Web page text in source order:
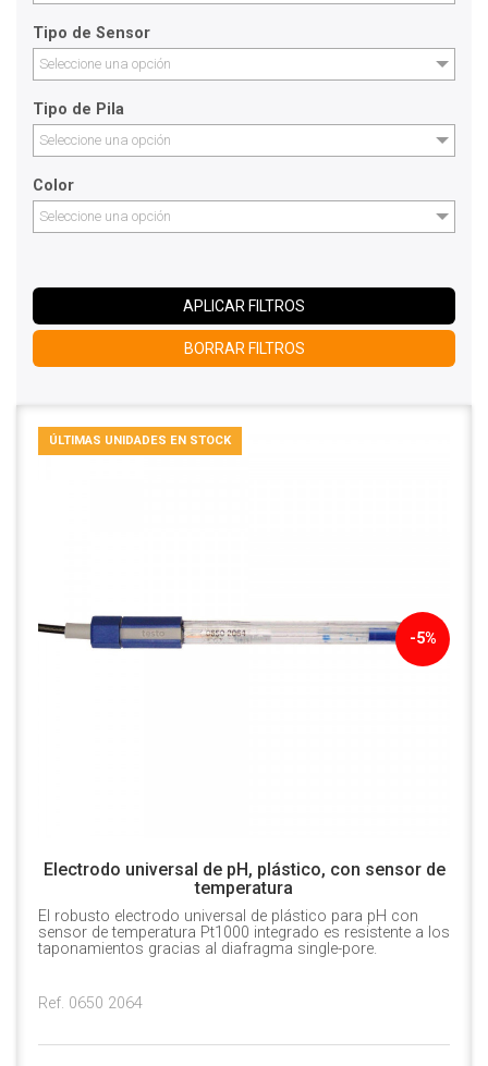
Tipo de Sensor
Seleccione una opción
Tipo de Pila
Seleccione una opción
Color
Seleccione una opción
APLICAR FILTROS
BORRAR FILTROS
-5%
ÚLTIMAS UNIDADES EN STOCK
Electrodo universal de pH, plástico, con sensor de
temperatura
El robusto electrodo universal de plástico para pH con
sensor de temperatura Pt1000 integrado es resistente a los
taponamientos gracias al diafragma single-pore.
Ref. 0650 2064